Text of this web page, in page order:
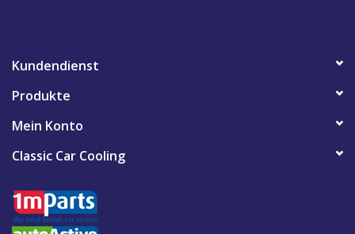
Kundendienst
Produkte
Mein Konto
Classic Car Cooling